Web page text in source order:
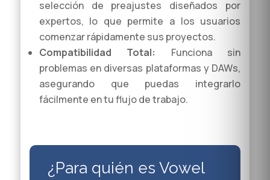
selección de preajustes diseñados por
expertos, lo que permite a los usuarios
comenzar rápidamente sus proyectos.
Compatibilidad Total:
Funciona sin
problemas en diversas plataformas y DAWs,
asegurando que puedas integrarlo
fácilmente en tu flujo de trabajo.
¿Para quién es Vowel